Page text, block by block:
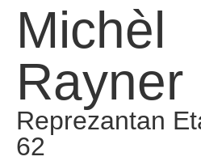
Michèl
Rayner
Reprezantan
62